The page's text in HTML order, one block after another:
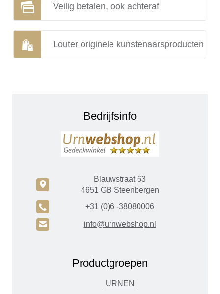
Veilig betalen, ook achteraf
Louter originele kunstenaarsproducten
Bedrijfsinfo
c
Blauwstraat 63
4651 GB Steenbergen
A +31 (0)6 -38080006
H info@urnwebshop.nl
Productgroepen
URNEN